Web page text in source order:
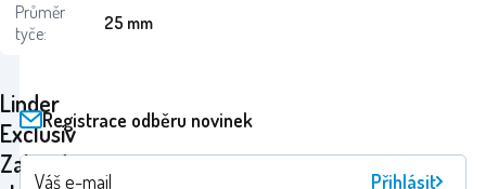
Linder
Exclusiv
Zahradní
Průměr
tyče:
25 mm
Registrace odběru novinek
Přihlásit